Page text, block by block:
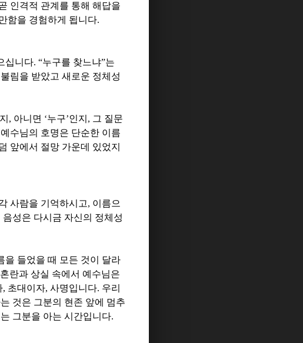
인격적 관계를 통해 해답을
함을 경험하게 됩니다.
십니다. “누구를 찾느냐”는
림을 받았고 새로운 정체성
, 아니면 ‘누구’인지 , 그 질문
예수님의 호명은 단순한 이름
앞에서 절망 가운데 있었지
사람을 기억하시고, 이름으
음성은 다시금 자신의 정체성
을 들었을 때 모든 것이 달라
란과 상실 속에서 예수님은
, 초대이자, 사명입니다. 우리
것은 그분의 현존 앞에 멈추
그분을 아는 시간입니다.